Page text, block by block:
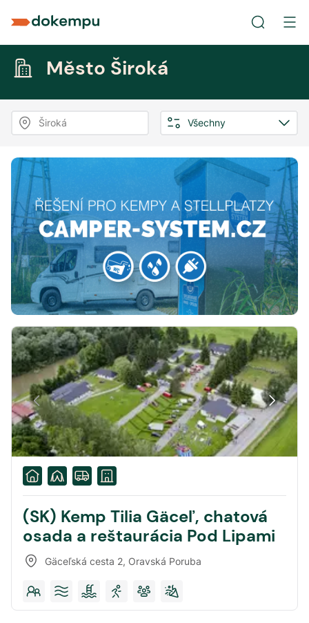
Město Široká
Široká Všechny
(SK) Kemp Tilia Gäceľ, chatová
osada a reštaurácia Pod Lipami
Gäceľská cesta 2, Oravská Poruba